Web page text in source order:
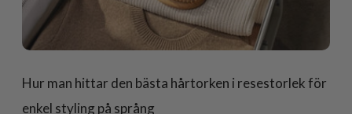
Hur man hittar den bästa hårtorken i resestorlek för
enkel styling på språng